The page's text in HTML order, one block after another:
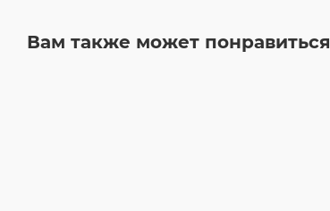
Вам также может понравиться